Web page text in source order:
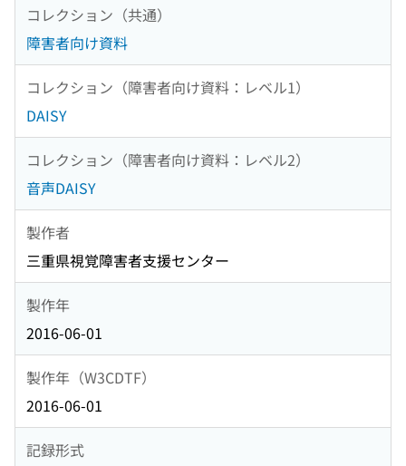
コレクション（共通）
障害者向け資料
コレクション（障害者向け資料：レベル1）
DAISY
コレクション（障害者向け資料：レベル2）
音声DAISY
製作者
三重県視覚障害者支援センター
製作年
2016-06-01
製作年（W3CDTF）
2016-06-01
記録形式